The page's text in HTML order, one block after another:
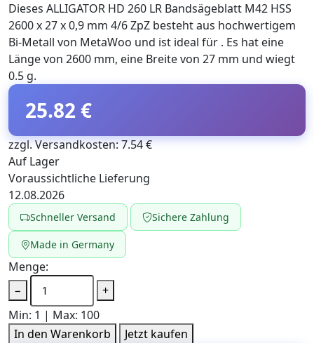
Dieses ALLIGATOR HD 260 LR Bandsägeblatt M42 HSS
2600 x 27 x 0,9 mm 4/6 ZpZ besteht aus hochwertigem
Bi-Metall von MetaWoo und ist ideal für . Es hat eine
Länge von 2600 mm, eine Breite von 27 mm und wiegt
0.5 g.
25.82 €
zzgl. Versandkosten: 7.54 €
Auf Lager
Voraussichtliche Lieferung
12.08.2026
Schneller Versand Sichere Zahlung
Made in Germany
Menge:
−
+
Min: 1 | Max: 100
In den Warenkorb
Jetzt kaufen